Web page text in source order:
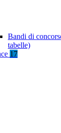
Bandi di
tabelle)
17